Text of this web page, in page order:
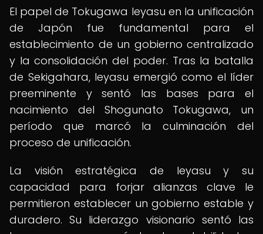
El papel de Tokugawa Ieyasu en la unificación
de Japón fue fundamental para el
establecimiento de un gobierno centralizado
y la consolidación del poder. Tras la batalla
de Sekigahara, Ieyasu emergió como el líder
preeminente y sentó las bases para el
nacimiento del Shogunato Tokugawa, un
período que marcó la culminación del
proceso de unificación.
La visión estratégica de Ieyasu y su
capacidad para forjar alianzas clave le
permitieron establecer un gobierno estable y
duradero. Su liderazgo visionario sentó las